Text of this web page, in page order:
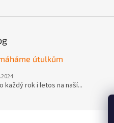
útulkům
každý rok i letos na naší...